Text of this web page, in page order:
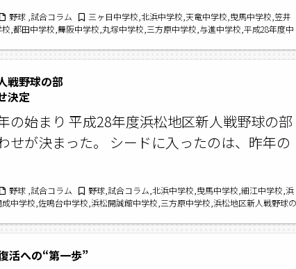
野球 ,試合コラム
三ヶ日中学校,北浜中学校,天竜中学校,曳馬中学校,笠井
,都田中学校,舞阪中学校,丸塚中学校,三方原中学校,与進中学校,平成28年度中
戦野球の部
決定
の始まり 平成28年度浜松地区新人戦野球の部
せが決まった。 シードに入ったのは、昨年の
野球 ,試合コラム
野球,試合コラム,北浜中学校,曳馬中学校,細江中学校,浜
中学校,佐鳴台中学校,浜松開誠館中学校,三方原中学校,浜松地区新人戦野球の
活への“第一歩”